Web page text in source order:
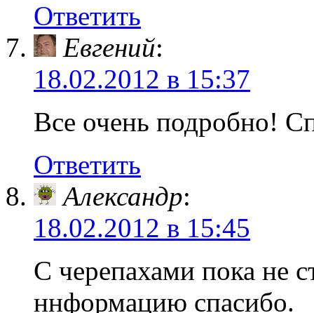
Ответить
Евгений:
18.02.2012 в 15:37
Все очень подробно!
Ответить
Александр:
18.02.2012 в 15:45
С черепахами пока не
ннформацию спасибо.